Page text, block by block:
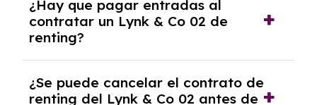
Co 02 con el seguro a todo riesgo sin
franquicia incluido dentro de las cuotas
mensuales.
¿Hay que pagar entradas al
contratar un Lynk & Co 02 de
renting?
tendrás que pagar ningún tipo de entrada
¿Se puede cancelar el contrato de
renting del Lynk & Co 02 antes de